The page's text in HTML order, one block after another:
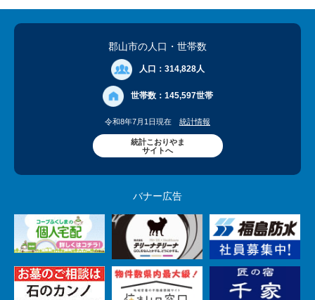
郡山市の人口 ・世帯数
人口： 314,828人
世帯数： 145,597世帯
令和8年7月1日現在 統計情報
統計こおりやま
サイトへ
バナー広告